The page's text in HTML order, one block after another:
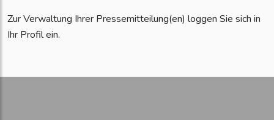
Zur Verwaltung Ihrer Pressemitteilung(en) loggen Sie sich in
Ihr Profil ein.